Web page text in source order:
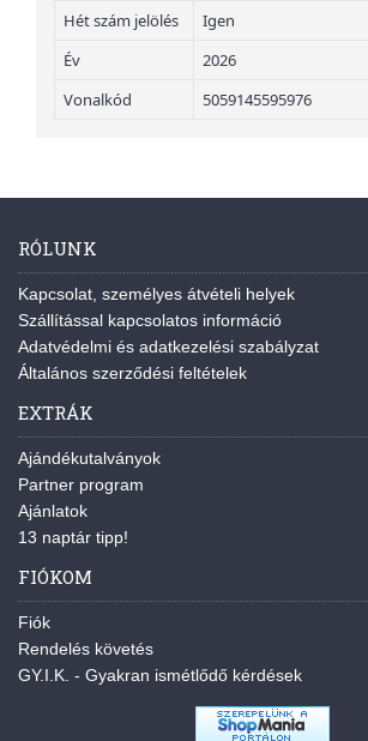
Hét szám jelölés
Igen
Év
2026
Vonalkód
5059145595976
RÓLUNK
Kapcsolat, személyes átvételi helyek
Szállítással kapcsolatos információ
Adatvédelmi és adatkezelési szabályzat
Általános szerződési feltételek
EXTRÁK
Ajándékutalványok
Partner program
Ajánlatok
13 naptár tipp!
FIÓKOM
Fiók
Rendelés követés
GY.I.K. - Gyakran ismétlődő kérdések